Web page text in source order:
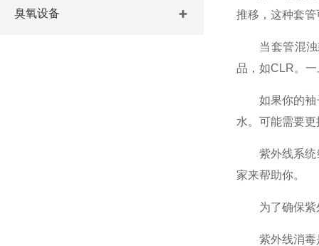
臭氧设备
推移，这种套
当套管混浊或
品，如CLR。
如果你的袖子
水。可能需要
紫外线系统维
家来帮助你。
为了确保紫外
紫外线消毒是